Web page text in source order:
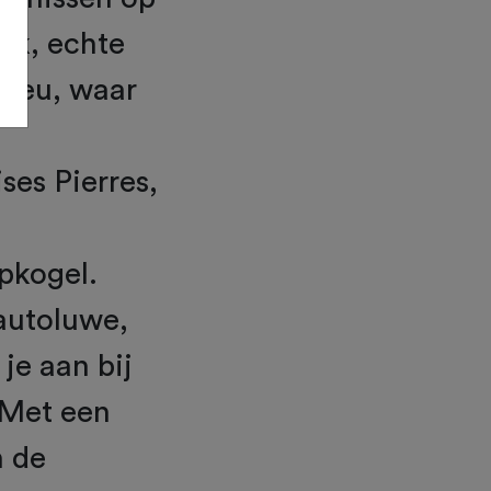
echte
waar
Pierres,
aan bij
een
de